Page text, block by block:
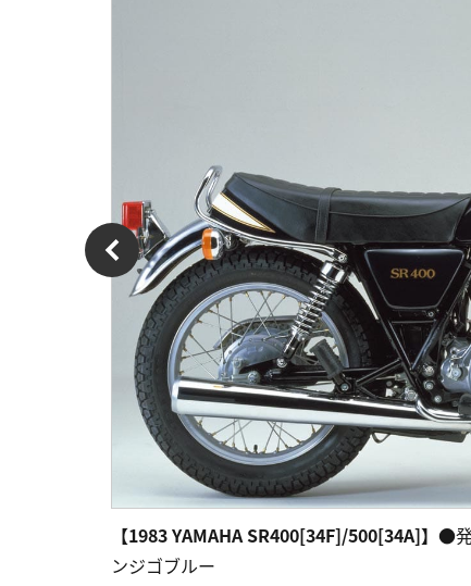
【1983 YAMAHA SR400[34F]/500[34A]】 ●
ンジゴブルー